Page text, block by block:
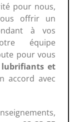
pour nous,
offrir un
à vos
équipe
pour vous
lubrifiants et
accord avec